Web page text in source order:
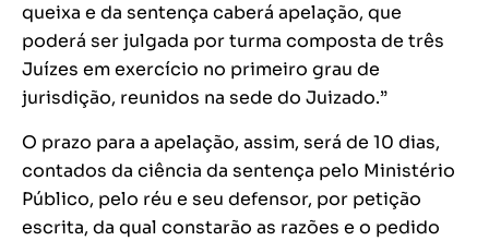
queixa e da sentença caberá apelação, que
poderá ser julgada por turma composta de três
Juízes em exercício no primeiro grau de
jurisdição, reunidos na sede do Juizado.”
O prazo para a apelação, assim, será de 10 dias,
contados da ciência da sentença pelo Ministério
Público, pelo réu e seu defensor, por petição
escrita, da qual constarão as razões e o pedido